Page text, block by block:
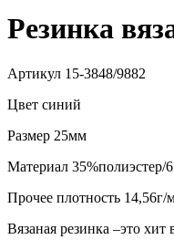
Резинка
Артикул 15-3848/9882
Цвет синий
Размер 25мм
Материал 35%полиэстер/
Прочее плотность 14,56г/
Вязаная резинка –это